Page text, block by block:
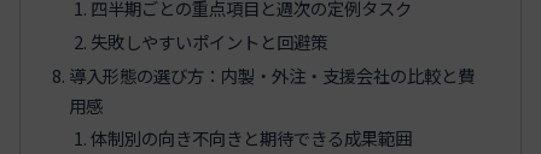
四半期ごとの重点項目と週次の定例タスク
失敗しやすいポイントと回避策
導入形態の選び方：内製・外注・支援会社の比較と費
用感
体制別の向き不向きと期待できる成果範囲